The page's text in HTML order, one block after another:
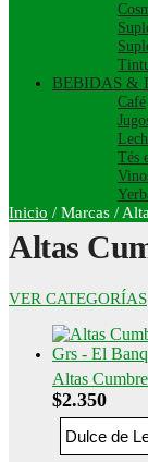
BEBIDAS &
Café
Tés
Inicio / Marcas /
Altas
VER CATEGORÍAS
Altas
$2.350